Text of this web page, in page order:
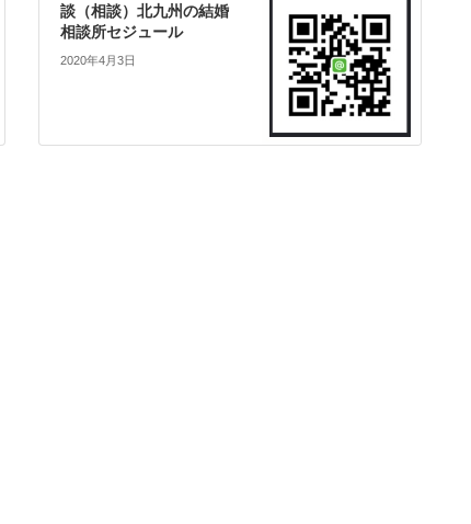
談（相談）北九州の結婚
相談所セジュール
2020年4月3日